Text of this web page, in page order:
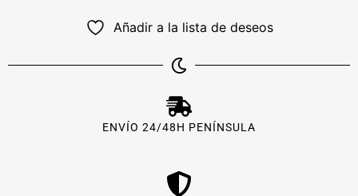
Añadir a la lista de deseos
ENVÍO 24/48H PENÍNSULA